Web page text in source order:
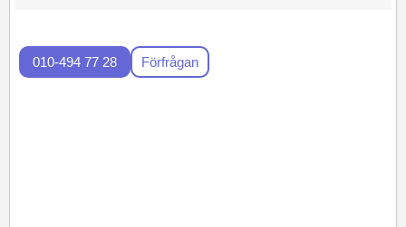
010-494 77 28 Förfrågan